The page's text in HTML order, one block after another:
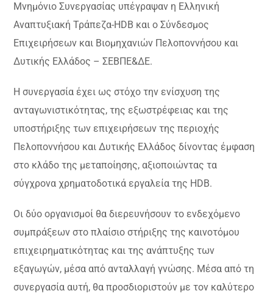
Μνημόνιο Συνεργασίας υπέγραψαν η Ελληνική
Αναπτυξιακή Τράπεζα-HDB και ο Σύνδεσμος
Επιχειρήσεων και Βιομηχανιών Πελοποννήσου και
Δυτικής Ελλάδος – ΣΕΒΠΕ&ΔΕ.
Η συνεργασία έχει ως στόχο την ενίσχυση της
ανταγωνιστικότητας, της εξωστρέφειας και της
υποστήριξης των επιχειρήσεων της περιοχής
Πελοποννήσου και Δυτικής Ελλάδος δίνοντας έμφαση
στο κλάδο της μεταποίησης, αξιοποιώντας τα
σύγχρονα χρηματοδοτικά εργαλεία της HDB.
Οι δύο οργανισμοί θα διερευνήσουν το ενδεχόμενο
συμπράξεων στο πλαίσιο στήριξης της καινοτόμου
επιχειρηματικότητας και της ανάπτυξης των
εξαγωγών, μέσα από ανταλλαγή γνώσης. Μέσα από τη
συνεργασία αυτή, θα προσδιοριστούν με τον καλύτερο